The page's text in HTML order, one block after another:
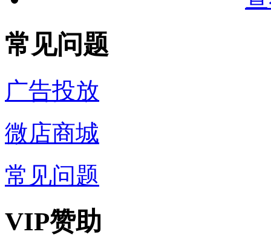
常见问题
广告投放
微店商城
常见问题
VIP赞助